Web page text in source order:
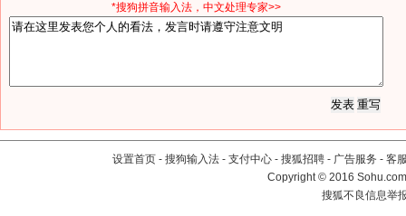
*搜狗拼音输入法，中文处理专家>>
设置首页 - 搜狗输入法 - 支付中心 - 搜狐招聘 - 广告服务 - 客
Copyright©2016
搜狐不良信息举